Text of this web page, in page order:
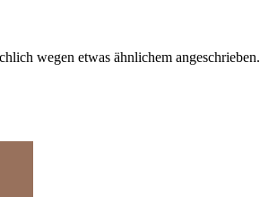
wegen etwas ähnlichem angeschrieben.